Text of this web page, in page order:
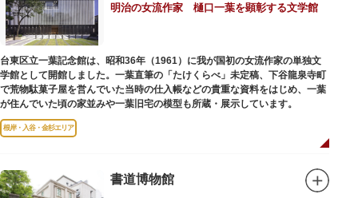
明治の女流作家 樋口一葉を顕彰する文学館
台東区立一葉記念館は、昭和36年（1961）に我が国初の女流作家の単独文
学館として開館しました。一葉直筆の「たけくらべ」未定稿、下谷龍泉寺町
で荒物駄菓子屋を営んでいた当時の仕入帳などの貴重な資料をはじめ、一葉
が住んでいた頃の家並みや一葉旧宅の模型も所蔵・展示しています。
根岸・入谷・金杉エリア
書道博物館